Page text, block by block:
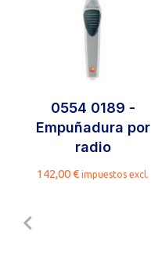
0554 0189 -
Empuñadura por
radio
142,00€ impuestos excl.